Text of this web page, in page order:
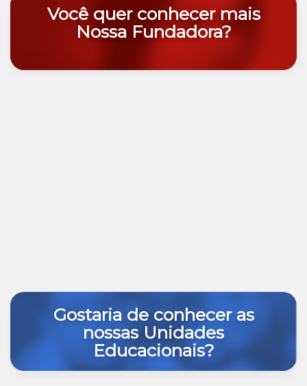
Você quer conhecer mais
Nossa Fundadora?
Gostaria de conhecer as
nossas Unidades
Educacionais?